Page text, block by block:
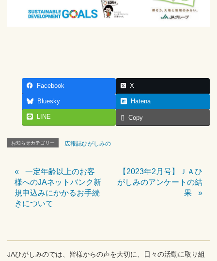
Facebook X
Bluesky Hatena
LINE Copy
お知らせカテゴリー 広報誌ひがしみの
一定年齢以上のお客
様へのJAネットバンク新
規申込みにかかるお手続
きについて
【2023年2月号】ＪＡひ
がしみのアンケートの結
果
JAひがしみのでは、皆様からの声を大切に、日々の活動に取り組